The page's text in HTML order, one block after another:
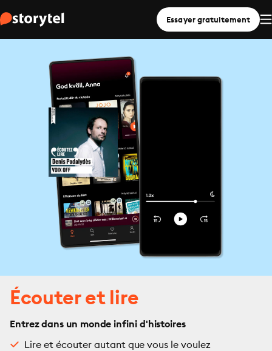
Essayer gratuitement
Écouter et lire
Entrez dans un monde infini d'histoires
Lire et écouter autant que vous le voulez